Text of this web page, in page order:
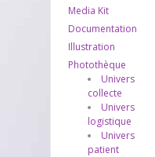
Media Kit
Documentation
Illustration
Photothèque
Univers
collecte
Univers
logistique
Univers
patient